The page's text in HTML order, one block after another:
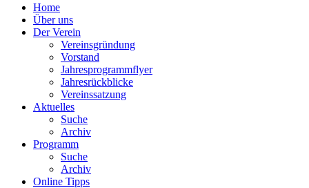
Home
Über uns
Der Verein
Vereinsgründung
Vorstand
Jahresprogrammflyer
Jahresrückblicke
Vereinssatzung
Aktuelles
Suche
Archiv
Programm
Suche
Archiv
Online Tipps